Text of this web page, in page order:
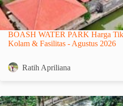
BOASH WATER PARK Harga
Kolam & Fasilitas - Agustus 2026
Ratih Apriliana